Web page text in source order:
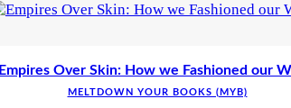
Empires Over Skin: How we Fashioned our
MELTDOWN YOUR BOOKS (MYB)